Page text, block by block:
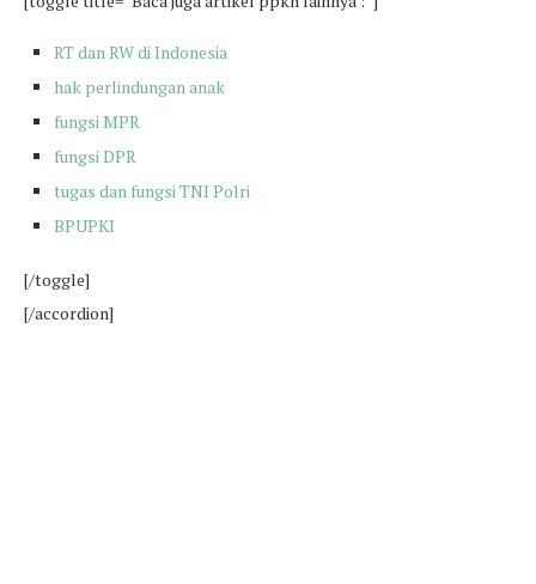
RT dan RW di Indonesia
hak perlindungan anak
fungsi MPR
fungsi DPR
tugas dan fungsi TNI Polri
BPUPKI
[/toggle]
[/accordion]